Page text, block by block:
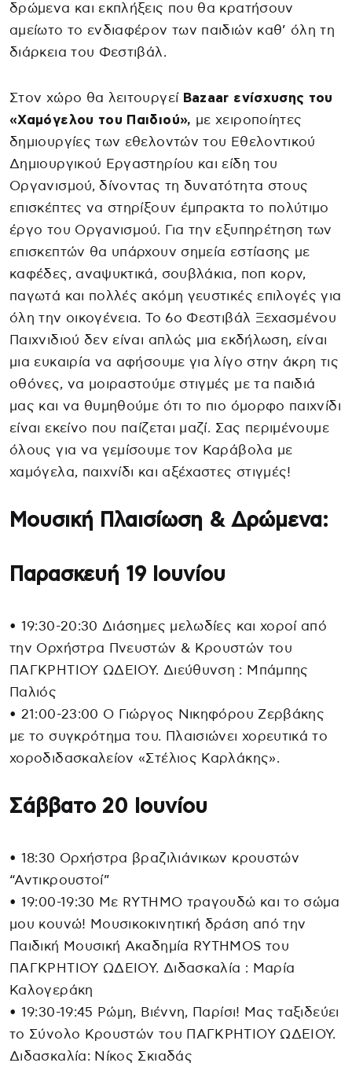
δρώμενα και εκπλήξεις που θα κρατήσουν
αμείωτο το ενδιαφέρον των παιδιών καθ’ όλη τη
διάρκεια του Φεστιβάλ.
Στον χώρο θα λειτουργεί Bazaar ενίσχυσης του
«Χαμόγελου του Παιδιού», με χειροποίητες
δημιουργίες των εθελοντών του Εθελοντικού
Δημιουργικού Εργαστηρίου και είδη του
Οργανισμού, δίνοντας τη δυνατότητα στους
επισκέπτες να στηρίξουν έμπρακτα το πολύτιμο
έργο του Οργανισμού. Για την εξυπηρέτηση των
επισκεπτών θα υπάρχουν σημεία εστίασης με
καφέδες, αναψυκτικά, σουβλάκια, ποπ κορν,
παγωτά και πολλές ακόμη γευστικές επιλογές για
όλη την οικογένεια. Το 6ο Φεστιβάλ Ξεχασμένου
Παιχνιδιού δεν είναι απλώς μια εκδήλωση, είναι
μια ευκαιρία να αφήσουμε για λίγο στην άκρη τις
οθόνες, να μοιραστούμε στιγμές με τα παιδιά
μας και να θυμηθούμε ότι το πιο όμορφο παιχνίδι
είναι εκείνο που παίζεται μαζί. Σας περιμένουμε
όλους για να γεμίσουμε τον Καράβολα με
χαμόγελα, παιχνίδι και αξέχαστες στιγμές!
Μουσική Πλαισίωση & Δρώμενα:
Παρασκευή 19 Ιουνίου
• 19:30-20:30 Διάσημες μελωδίες και χοροί από
την Ορχήστρα Πνευστών & Κρουστών του
ΠΑΓΚΡΗΤΙΟΥ ΩΔΕΙΟΥ. Διεύθυνση : Μπάμπης
Παλιός
• 21:00-23:00 Ο Γιώργος Νικηφόρου Ζερβάκης
με το συγκρότημα του. Πλαισιώνει χορευτικά το
χοροδιδασκαλείον «Στέλιος Καρλάκης».
Σάββατο 20 Ιουνίου
• 18:30 Ορχήστρα βραζιλιάνικων κρουστών
“Αντικρουστοί”
• 19:00-19:30 Με RYTHMO τραγουδώ και το σώμα
μου κουνώ! Μουσικοκινητική δράση από την
Παιδική Μουσική Ακαδημία RYTHMOS του
ΠΑΓΚΡΗΤΙΟΥ ΩΔΕΙΟΥ. Διδασκαλία : Μαρία
Καλογεράκη
• 19:30-19:45 Ρώμη, Βιέννη, Παρίσι! Μας ταξιδεύει
το Σύνολο Κρουστών του ΠΑΓΚΡΗΤΙΟΥ ΩΔΕΙΟΥ.
Διδασκαλία: Νίκος Σκιαδάς